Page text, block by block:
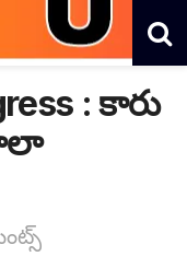
: కారు